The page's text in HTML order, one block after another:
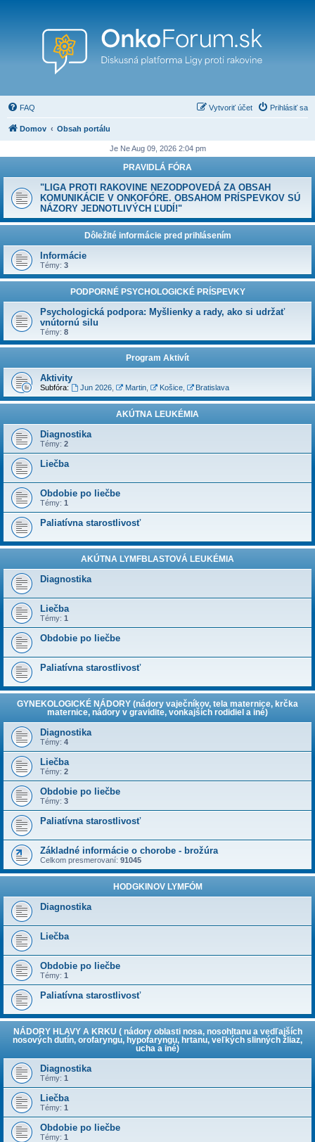
FAQ Prihlásiť sa
Vytvoriť účet
Domov Obsah portálu
Je Ne Aug 09, 2026 2:04 pm
PRAVIDLÁ FÓRA
"LIGA PROTI RAKOVINE NEZODPOVEDÁ ZA OBSAH
KOMUNIKÁCIE V ONKOFÓRE. OBSAHOM PRÍSPEVKOV SÚ
NÁZORY JEDNOTLIVÝCH ĽUDÍ!"
Dôležité informácie pred prihlásením
Informácie
Témy: 3
PODPORNÉ PSYCHOLOGICKÉ PRÍSPEVKY
Psychologická podpora: Myšlienky a rady, ako si udržať
vnútornú silu
Témy: 8
Program Aktivít
Aktivity
Subfóra: Jun 2026, Martin, Košice, Bratislava
AKÚTNA LEUKÉMIA
Diagnostika
Témy: 2
Liečba
Obdobie po liečbe
Témy: 1
Paliatívna starostlivosť
AKÚTNA LYMFBLASTOVÁ LEUKÉMIA
Diagnostika
Liečba
Témy: 1
Obdobie po liečbe
Paliatívna starostlivosť
GYNEKOLOGICKÉ NÁDORY (nádory vaječníkov, tela maternice, krčka
maternice, nádory v gravidite, vonkajších rodidiel a iné)
Diagnostika
Témy: 4
Liečba
Témy: 2
Obdobie po liečbe
Témy: 3
Paliatívna starostlivosť
Základné informácie o chorobe - brožúra
Celkom presmerovaní: 91045
HODGKINOV LYMFÓM
Diagnostika
Liečba
Obdobie po liečbe
Témy: 1
Paliatívna starostlivosť
NÁDORY HLAVY A KRKU ( nádory oblasti nosa, nosohltanu a vedľajších
nosových dutín, orofaryngu, hypofaryngu, hrtanu, veľkých slinných žliaz,
ucha a iné)
Diagnostika
Témy: 1
Liečba
Témy: 1
Obdobie po liečbe
Témy: 1